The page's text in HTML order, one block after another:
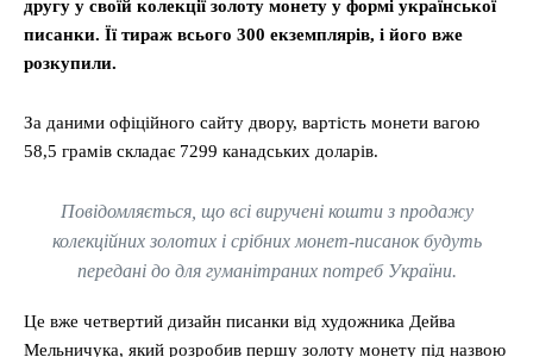
другу у своїй колекції золоту монету у формі української
писанки. Її тираж всього 300 екземплярів, і його вже
розкупили.
За даними офіційного сайту двору, вартість монети вагою
58,5 грамів складає 7299 канадських доларів.
Повідомляється, що всі виручені кошти з продажу
колекційних золотих і срібних монет-писанок будуть
передані до для гуманітраних потреб України.
Це вже четвертий дизайн писанки від художника Дейва
Мельничука, який розробив першу золоту монету під назвою